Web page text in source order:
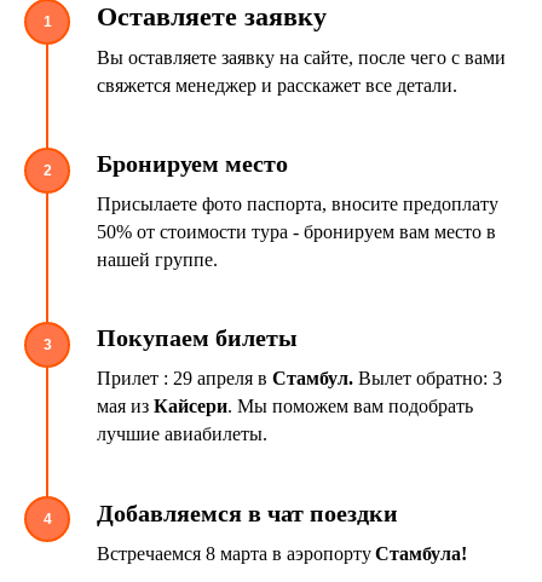
1 Оставляете заявку
Вы оставляете заявку на сайте, после чего с вами
свяжется менеджер и расскажет все детали.
2 Бронируем место
Присылаете фото паспорта, вносите предоплату
50% от стоимости тура - бронируем вам место в
нашей группе.
3 Покупаем билеты
Прилет : 29 апреля в Стамбул. Вылет обратно: 3
мая из Кайсери. Мы поможем вам подобрать
лучшие авиабилеты.
4 Добавляемся в чат поездки
Встречаемся 8 марта в аэропортуСтамбула!